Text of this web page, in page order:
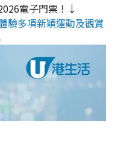
電子門票！↓
驗多項新穎運動及觀賞